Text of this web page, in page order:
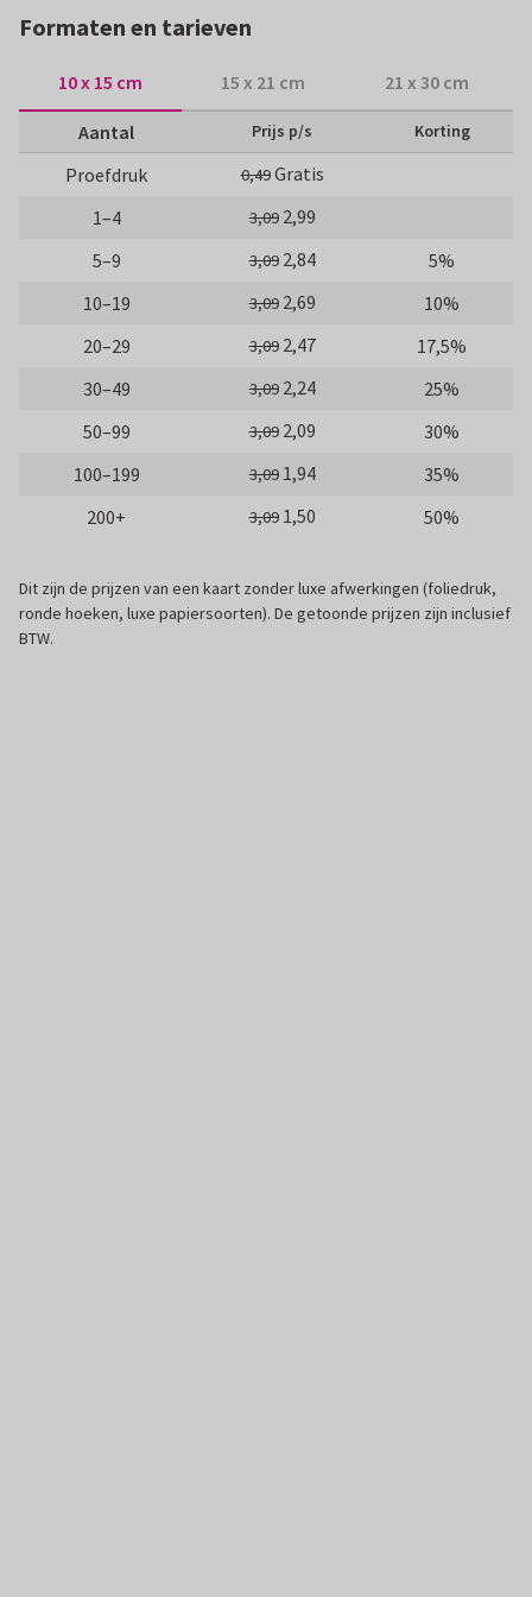
Formaten en tarieven
10 x 15 cm 15 x 21 cm 21 x 30 cm
Aantal Prijs p/s Korting
Proefdruk 0,49Gratis
1–4
3,09 2,99
5–9
3,09 2,84
5%
10–19
3,09 2,69
10%
20–29
3,09 2,47
17,5%
30–49
3,09 2,24
25%
50–99
3,09 2,09
30%
100–199
3,09 1,94
35%
200+
3,09 1,50 50%
Dit zijn de prijzen van een kaart zonder luxe afwerkingen (foliedruk,
ronde hoeken, luxe papiersoorten). De getoonde prijzen zijn inclusief
BTW.